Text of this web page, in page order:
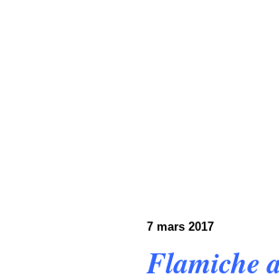
7 mars 2017
Flamiche